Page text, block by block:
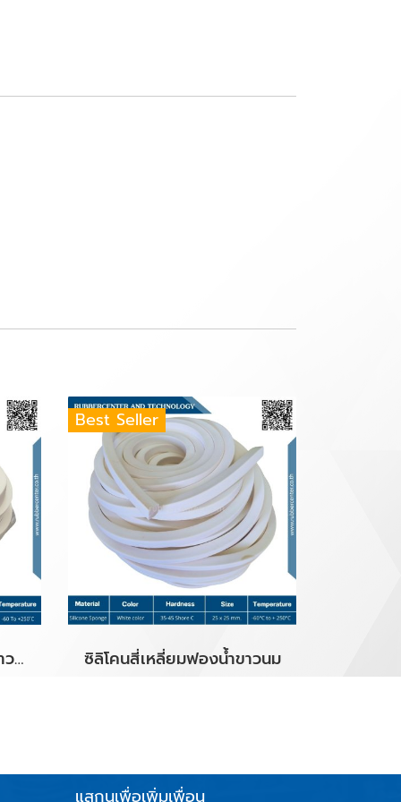
ซิลิโคนสี่เหลี่ยมฟองน้ำสีขาว Size.15x25 mm.
Best Seller
ซิลิโคนสี่เหลี่ยมฟองน้ำขาวนม
แสกนเพื่อเพิ่มเพื่อน